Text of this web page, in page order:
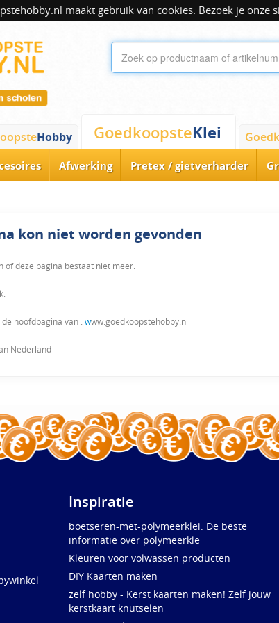
maakt gebruik van cookies. Bezoek je onze
Hobby GoedkoopsteKlei
Afwerking Pretex / gietverharder
kon niet worden gevonden
of deze pagina bestaat niet meer.
hoofdpagina van : www.goedkoopstehobby.nl
Nederland
Inspiratie
boetseren-met-polymeerklei. De beste
informatie over polymeerkle
Kleuren voor volwassen producten
DIY Kaarten maken
zelf hobby - Kerst kaarten maken! Zelf jouw
kerstkaart knutselen